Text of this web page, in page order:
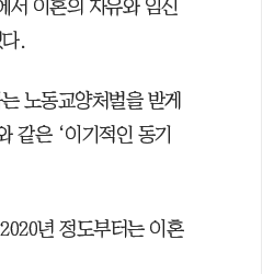
서 이혼의 자유와 임신
.
노동교양처벌을 받게
같은 ‘이기적인 동기
년 정도부터는 이혼